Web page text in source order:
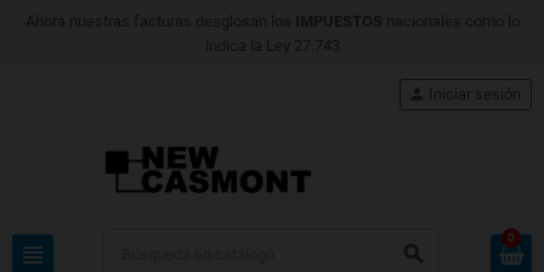
view_headline search
person Iniciar sesión
0